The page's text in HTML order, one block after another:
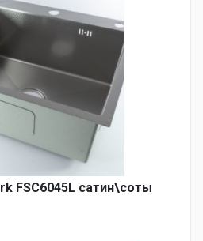
FSC6045L сатин\соты